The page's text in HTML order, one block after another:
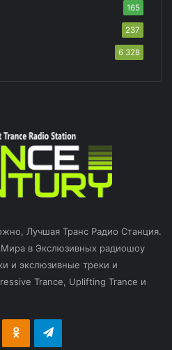
165
237
6 328
Лучшая Транс Радио Станция.
в Экслюзивных радиошоу
и экслюзивные треки и
Trance, Uplifting Trance и
Odnoklassniki
Telegram